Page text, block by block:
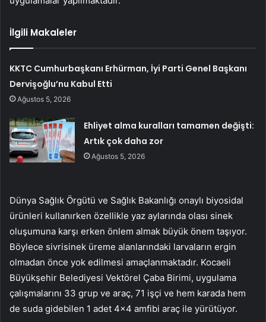
İlgili Makaleler
KKTC Cumhurbaşkanı Erhürman, İyi Parti Genel Başkanı
Dervişoğlu’nu Kabul Etti
Ağustos 5, 2026
Ehliyet alma kuralları tamamen değişti:
Artık çok daha zor
Ağustos 5, 2026
Dünya Sağlık Örgütü ve Sağlık Bakanlığı onaylı biyosidal
ürünleri kullanırken özellikle yaz aylarında olası sinek
oluşumuna karşı erken önlem almak büyük önem taşıyor.
Böylece sivrisinek üreme alanlarındaki larvaların ergin
olmadan önce yok edilmesi amaçlanmaktadır. Kocaeli
Büyükşehir Belediyesi Vektörel Çaba Birimi, uygulama
çalışmalarını 33 grup ve araç, 71 işçi ve hem karada hem
de suda gidebilen 1 adet 4×4 amfibi araç ile yürütüyor.